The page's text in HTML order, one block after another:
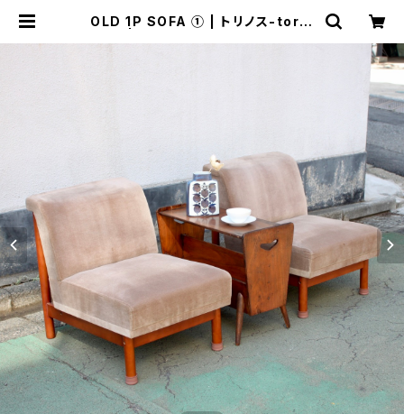
OLD 1P SOFA ① | トリノス-torin